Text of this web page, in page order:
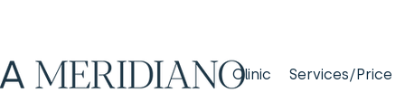
Clinic Services/Price